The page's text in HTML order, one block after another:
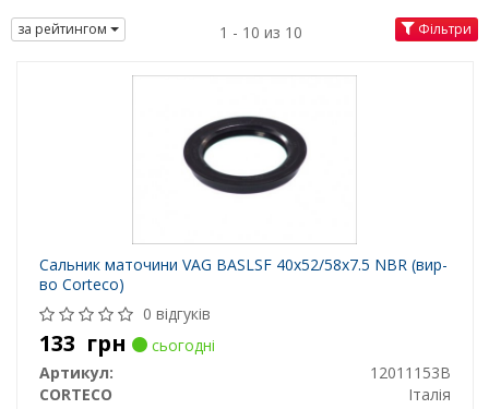
за рейтингом 1 - 10 из 10 Фільтри
Сальник маточини VAG BASLSF 40x52/58x7.5 NBR (вир-
во Corteco)
0 відгуків
133 грн
сьогодні
Артикул:
12011153B
CORTECO
Італія